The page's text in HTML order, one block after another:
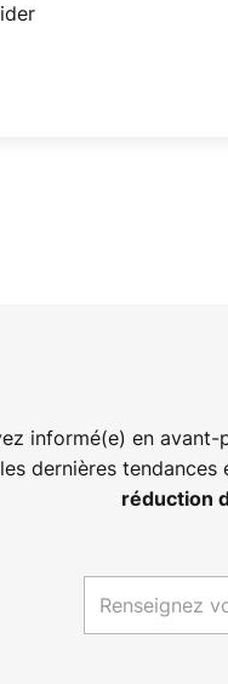
informé(e) en
les dernières
réduction